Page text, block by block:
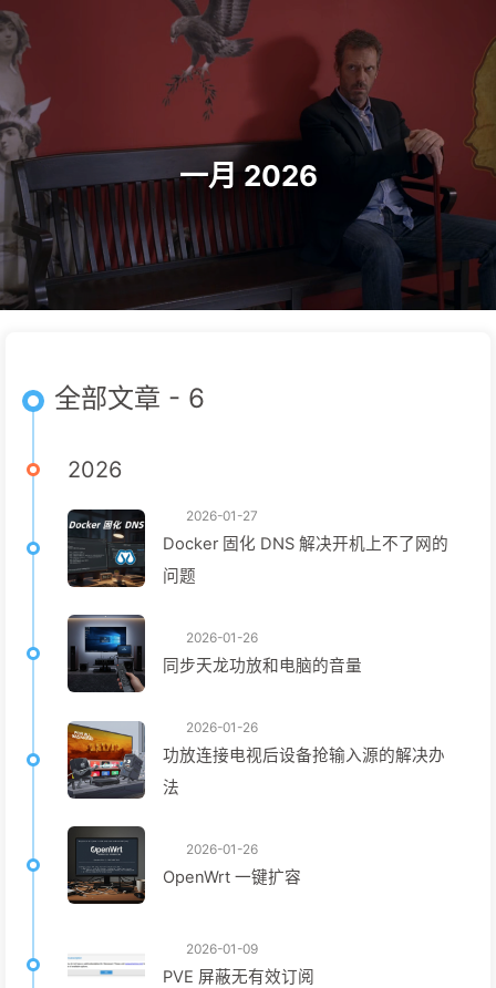
一月 2026
全部文章 - 6
2026
2026-01-27
Docker 固化 DNS 解决开机上不了网的
问题
2026-01-26
同步天龙功放和电脑的音量
2026-01-26
功放连接电视后设备抢输入源的解决办
法
2026-01-26
OpenWrt 一键扩容
2026-01-09
PVE 屏蔽无有效订阅